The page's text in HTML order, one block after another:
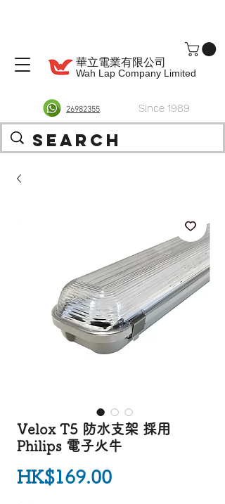
華立電業有限公司
Wah Lap Company Limited
Since 1989
26982355
Velox T5 防水支架 採用
Philips 電子火牛
HK$169.00價格